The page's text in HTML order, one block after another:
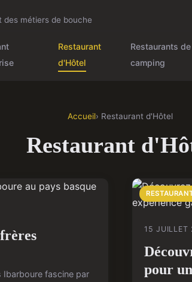
des métiers de bouche
Restaurant
d'Hôtel
Restaurants de
camping
Accueil› Restaurant d'Hôtel
Restaurant
Ibarboure fascine par
15 JUILLET
pour